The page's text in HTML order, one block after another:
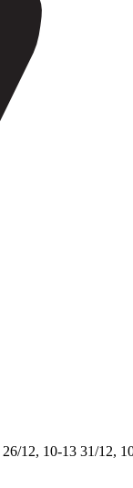
26/12, 10-13 31/12,